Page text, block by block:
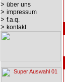
> über uns
> impressum
> f.a.q.
> kontakt